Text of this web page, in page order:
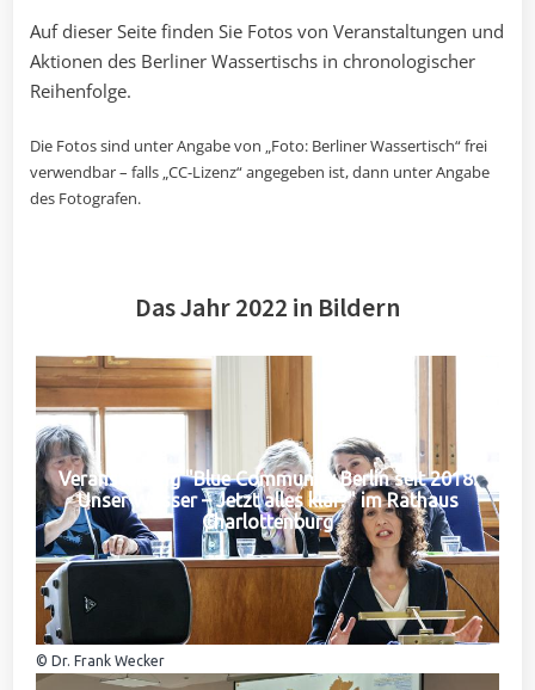
Auf dieser Seite finden Sie Fotos von Veranstaltungen und
Aktionen des Berliner Wassertischs in chronologischer
Reihenfolge.
Die Fotos sind unter Angabe von „Foto: Berliner Wassertisch“ frei
verwendbar – falls „CC-Lizenz“ angegeben ist, dann unter Angabe
des Fotografen.
Das Jahr 2022 in Bildern
Veranstaltung "Blue Community Berlin seit 2018:
Unser Wasser – Jetzt alles klar?" im Rathaus
Charlottenburg
© Dr. Frank Wecker